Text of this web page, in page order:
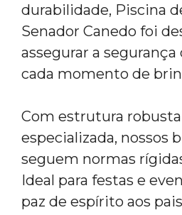
durabilidade, Piscina
Senador Canedo foi
assegurar a
cada momento de
Com estrutura
especializada, nossos
seguem normas
Ideal para festas e
paz de espírito aos